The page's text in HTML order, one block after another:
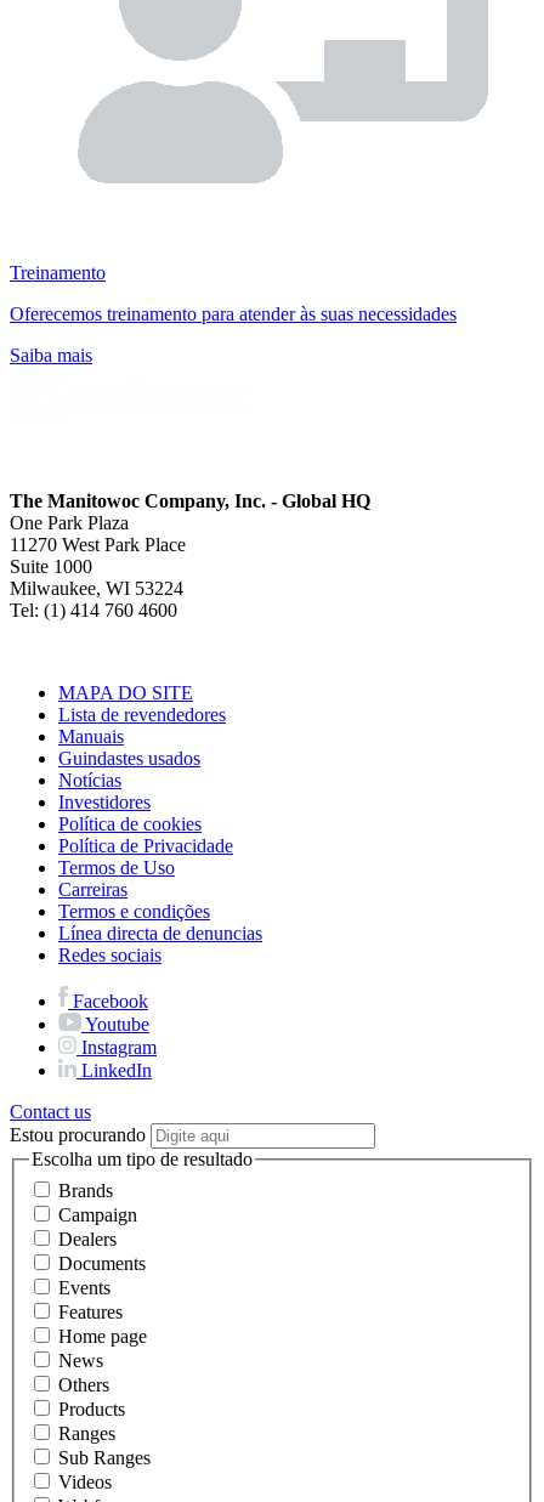
Treinamento
Oferecemos treinamento para atender às suas necessidades
Saiba mais
The Manitowoc Company, Inc. - Global HQ
One Park Plaza
11270 West Park Place
Suite 1000
Milwaukee, WI 53224
Tel: (1) 414 760 4600
MAPA DO SITE
Lista de revendedores
Manuais
Guindastes usados
Notícias
Investidores
Política de cookies
Política de Privacidade
Termos de Uso
Carreiras
Termos e condições
Línea directa de denuncias
Redes sociais
Facebook
Youtube
Instagram
LinkedIn
Contact us
Estou procurando
Escolha um tipo de resultado
Brands
Campaign
Dealers
Documents
Events
Features
Home page
News
Others
Products
Ranges
Sub Ranges
Videos